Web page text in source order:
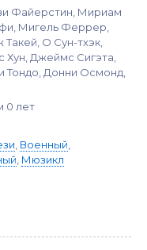
Файерстин, Мириам
Мигель Феррер,
О Сун-тхэк,
Джеймс Сигэта,
Тондо, Донни Осмонд,
0 лет
Военный
Мюзикл